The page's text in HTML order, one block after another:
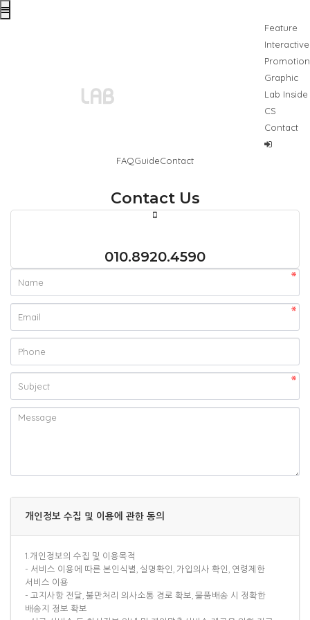
Feature
Interactive
Promotion
Graphic
Lab Inside
CS
Contact
FAQGuideContact
Contact Us
010.8920.4590
개인정보 수집 및 이용에 관한 동의